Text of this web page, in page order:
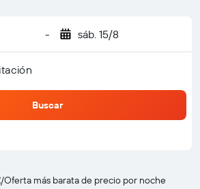
- sáb. 15/8
Buscar
/Oferta más barata de precio por noche